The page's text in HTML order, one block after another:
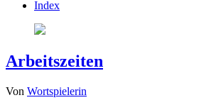
Index
Arbeitszeiten
Von Wortspielerin